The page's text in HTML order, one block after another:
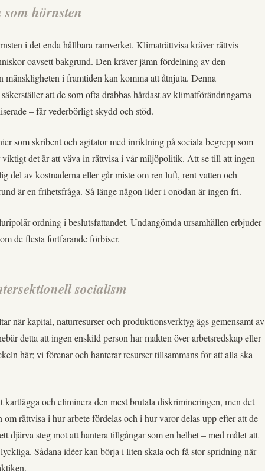
hörnsten
i det enda hållbara ramverket. Klimaträttvisa kräver rättvis
oavsett bakgrund. Den kräver jämn fördelning av den
mänskligheten i framtiden kan komma att åtnjuta. Denna
att de som ofta drabbas hårdast av klimatförändringarna –
– får vederbörligt skydd och stöd.
som skribent och agitator med inriktning på sociala begrepp som
viktigt det är att väva in rättvisa i vår miljöpolitik. Att se till att ingen
del av kostnaderna eller går miste om ren luft, rent vatten och
är en frihetsfråga. Så länge någon lider i onödan är ingen fri.
ordning i beslutsfattandet. Undangömda ursamhällen erbjuder
de flesta fortfarande förbiser.
socialism
när kapital, naturresurser och produktionsverktyg ägs gemensamt av
detta att ingen enskild person har makten över arbetsredskap eller
här; vi förenar och hanterar resurser tillsammans för att alla ska
kartlägga och eliminera den mest brutala diskrimineringen, men det
rättvisa i hur arbete fördelas och i hur varor delas upp efter att de
djärva steg mot att hantera tillgångar som en helhet – med målet att
Sådana idéer kan börja i liten skala och få stor spridning när